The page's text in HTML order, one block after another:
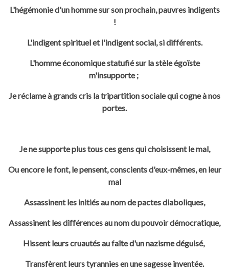
L'hégémonie d'un homme sur son prochain, pauvres indigents
!
L'indigent spirituel et l'indigent social, si différents.
L'homme économique statufié sur la stèle égoïste
m'insupporte ;
Je réclame à grands cris la tripartition sociale qui cogne à nos
portes.
Je ne supporte plus tous ces gens qui choisissent le mal,
Ou encore le font, le pensent, conscients d'eux-mêmes, en leur
mal
Assassinent les initiés au nom de pactes diaboliques,
Assassinent les différences au nom du pouvoir démocratique,
Hissent leurs cruautés au faîte d'un nazisme déguisé,
Transfèrent leurs tyrannies en une sagesse inventée.